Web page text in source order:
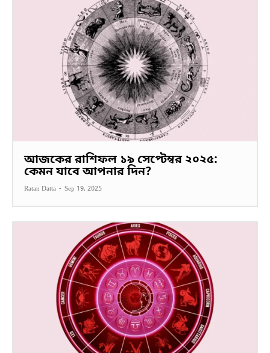
আজকের রাশিফল ১৯ সেপ্টেম্বর ২০২৫:
কেমন যাবে আপনার দিন?
Ratan Datta - Sep 19, 2025